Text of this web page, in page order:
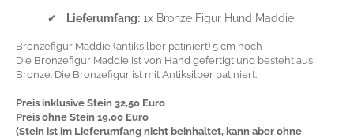
✔ Lieferumfang: 1x Bronze Figur Hund Maddie
Bronzefigur Maddie (antiksilber patiniert) 5 cm hoch
Die Bronzefigur Maddie ist von Hand gefertigt und besteht aus
Bronze. Die Bronzefigur ist mit Antiksilber patiniert.
Preis inklusive Stein 32,50 Euro
Preis ohne Stein 19,00 Euro
(Stein ist im Lieferumfang nicht beinhaltet, kann aber ohne